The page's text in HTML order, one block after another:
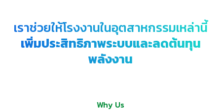
เราช่วยให้โรงงานในอุตสาหกรรมเหล่านี้
เพิ่มประสิทธิภาพระบบและลดต้นทุน
พลังงาน
Why Us